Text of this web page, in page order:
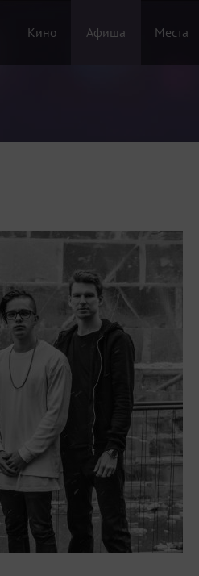
Кино Афиша Места